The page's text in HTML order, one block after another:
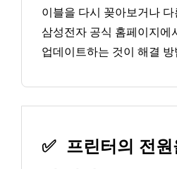
이블을 다시 꽂아보거나
삼성전자 공식 홈페이지에
업데이트하는 것이 해결 방
✅ 프린터의 전